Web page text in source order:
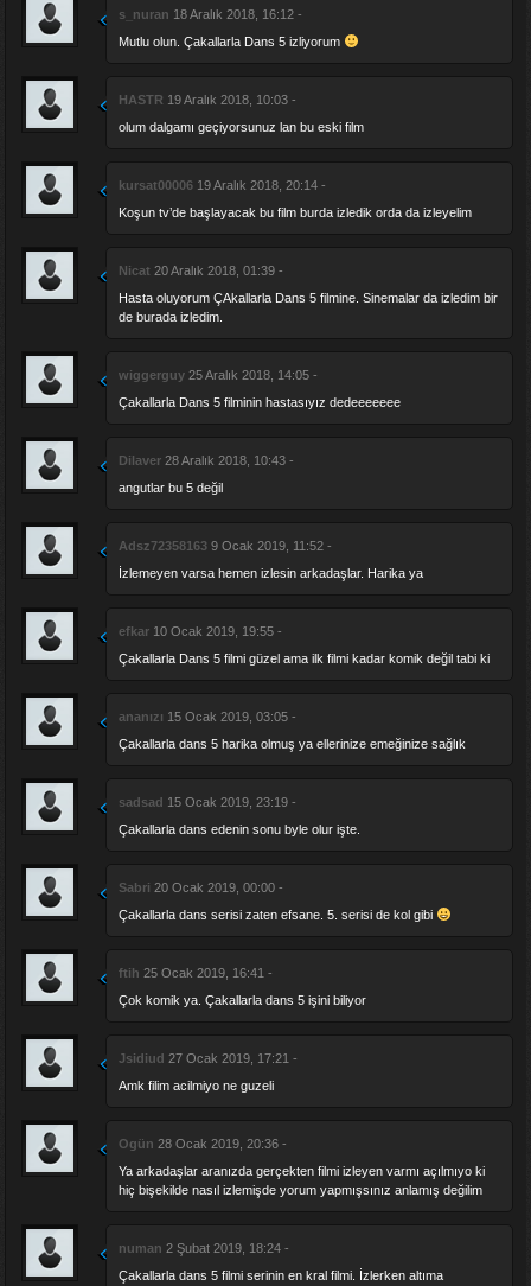
s_nuran 18 Aralık 2018, 16:12 -
Mutlu olun. Çakallarla Dans 5 izliyorum
HASTR 19 Aralık 2018, 10:03 -
olum dalgamı geçiyorsunuz lan bu eski film
kursat00006 19 Aralık 2018, 20:14 -
Koşun tv’de başlayacak bu film burda izledik orda da izleyelim
Nicat 20 Aralık 2018, 01:39 -
Hasta oluyorum ÇAkallarla Dans 5 filmine. Sinemalar da izledim bir
de burada izledim.
wiggerguy 25 Aralık 2018, 14:05 -
Çakallarla Dans 5 filminin hastasıyız dedeeeeeee
Dilaver 28 Aralık 2018, 10:43 -
angutlar bu 5 değil
Adsz72358163 9 Ocak 2019, 11:52 -
İzlemeyen varsa hemen izlesin arkadaşlar. Harika ya
efkar 10 Ocak 2019, 19:55 -
Çakallarla Dans 5 filmi güzel ama ilk filmi kadar komik değil tabi ki
ananızı 15 Ocak 2019, 03:05 -
Çakallarla dans 5 harika olmuş ya ellerinize emeğinize sağlık
sadsad 15 Ocak 2019, 23:19 -
Çakallarla dans edenin sonu byle olur işte.
Sabri 20 Ocak 2019, 00:00 -
Çakallarla dans serisi zaten efsane. 5. serisi de kol gibi
ftih 25 Ocak 2019, 16:41 -
Çok komik ya. Çakallarla dans 5 işini biliyor
Jsidiud 27 Ocak 2019, 17:21 -
Amk filim acilmiyo ne guzeli
Ogün 28 Ocak 2019, 20:36 -
Ya arkadaşlar aranızda gerçekten filmi izleyen varmı açılmıyo ki
hiç bişekilde nasıl izlemişde yorum yapmışsınız anlamış değilim
numan 2 Şubat 2019, 18:24 -
Çakallarla dans 5 filmi serinin en kral filmi. İzlerken altıma